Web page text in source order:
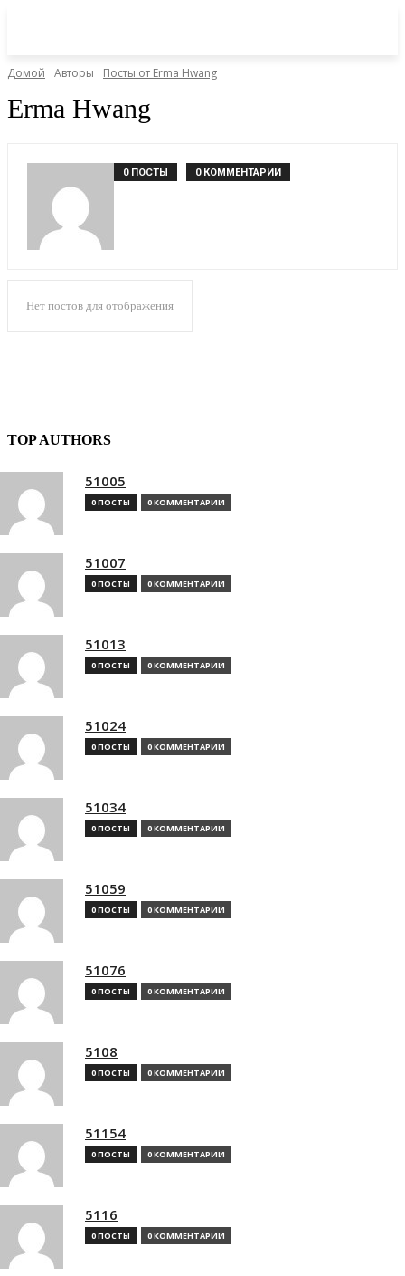
Домой Авторы Посты от Erma Hwang
Erma Hwang
0 ПОСТЫ 0 КОММЕНТАРИИ
Нет постов для отображения
TOP AUTHORS
51005
0 ПОСТЫ 0 КОММЕНТАРИИ
51007
0 ПОСТЫ 0 КОММЕНТАРИИ
51013
0 ПОСТЫ 0 КОММЕНТАРИИ
51024
0 ПОСТЫ 0 КОММЕНТАРИИ
51034
0 ПОСТЫ 0 КОММЕНТАРИИ
51059
0 ПОСТЫ 0 КОММЕНТАРИИ
51076
0 ПОСТЫ 0 КОММЕНТАРИИ
5108
0 ПОСТЫ 0 КОММЕНТАРИИ
51154
0 ПОСТЫ 0 КОММЕНТАРИИ
5116
0 ПОСТЫ 0 КОММЕНТАРИИ